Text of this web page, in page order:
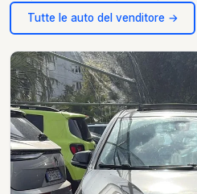
Tutte le auto del venditore →